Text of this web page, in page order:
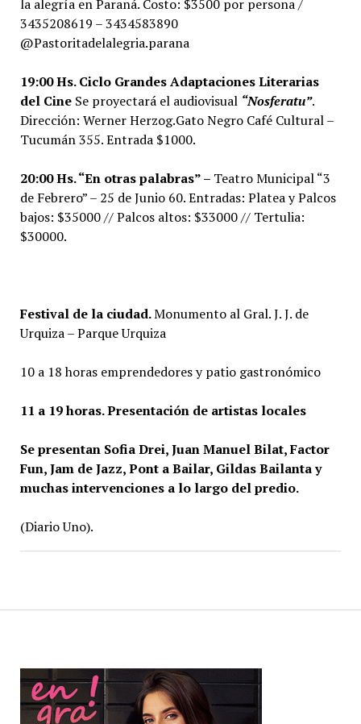
la alegría en Paraná. Costo: $3500 por persona /
3435208619 – 3434583890
@Pastoritadelalegria.parana
19:00 Hs. Ciclo Grandes Adaptaciones Literarias
del Cine Se proyectará el audiovisual “Nosferatu”.
Dirección: Werner Herzog.Gato Negro Café Cultural –
Tucumán 355. Entrada $1000.
20:00 Hs. “En otras palabras” – Teatro Municipal “3
de Febrero” – 25 de Junio 60. Entradas: Platea y Palcos
bajos: $35000 // Palcos altos: $33000 // Tertulia:
$30000.
Festival de la ciudad.Monumento al Gral. J. J. de
Urquiza – Parque Urquiza
10 a 18 horas emprendedores y patio gastronómico
11 a 19 horas. Presentación de artistas locales
Se presentan Sofia Drei, Juan Manuel Bilat, Factor
Fun, Jam de Jazz, Pont a Bailar, Gildas Bailanta y
muchas intervenciones a lo largo del predio.
(Diario Uno).